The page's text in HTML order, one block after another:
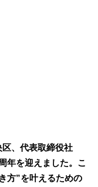
、代表取締役社
年を迎えました。こ
方”を叶えるための